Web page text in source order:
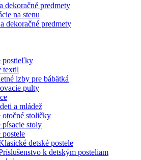
dekoračné predmety
na stenu
dekoračné predmety
postieľky
textil
izby pre bábätká
pulty
a mládež
otočné stoličky
písacie stoly
postele
detské postele
k detským posteliam